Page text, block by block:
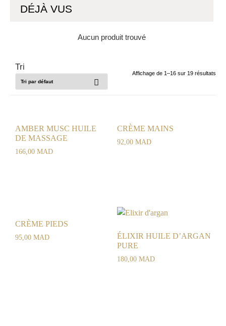
DÉJÀ VUS
Aucun produit trouvé
Affichage de 1–16 sur 19 résultats
AMBER MUSC HUILE
DE MASSAGE
166,00 MAD
CRÈME MAINS
92,00 MAD
CRÈME PIEDS
95,00 MAD
ÉLIXIR HUILE D’ARGAN
PURE
180,00 MAD